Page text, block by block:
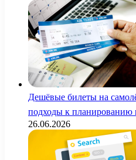
Дешёвые билеты на
подходы к планированию
26.06.2026